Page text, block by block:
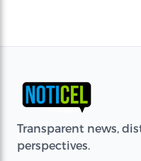
Transparent news,
perspectives.